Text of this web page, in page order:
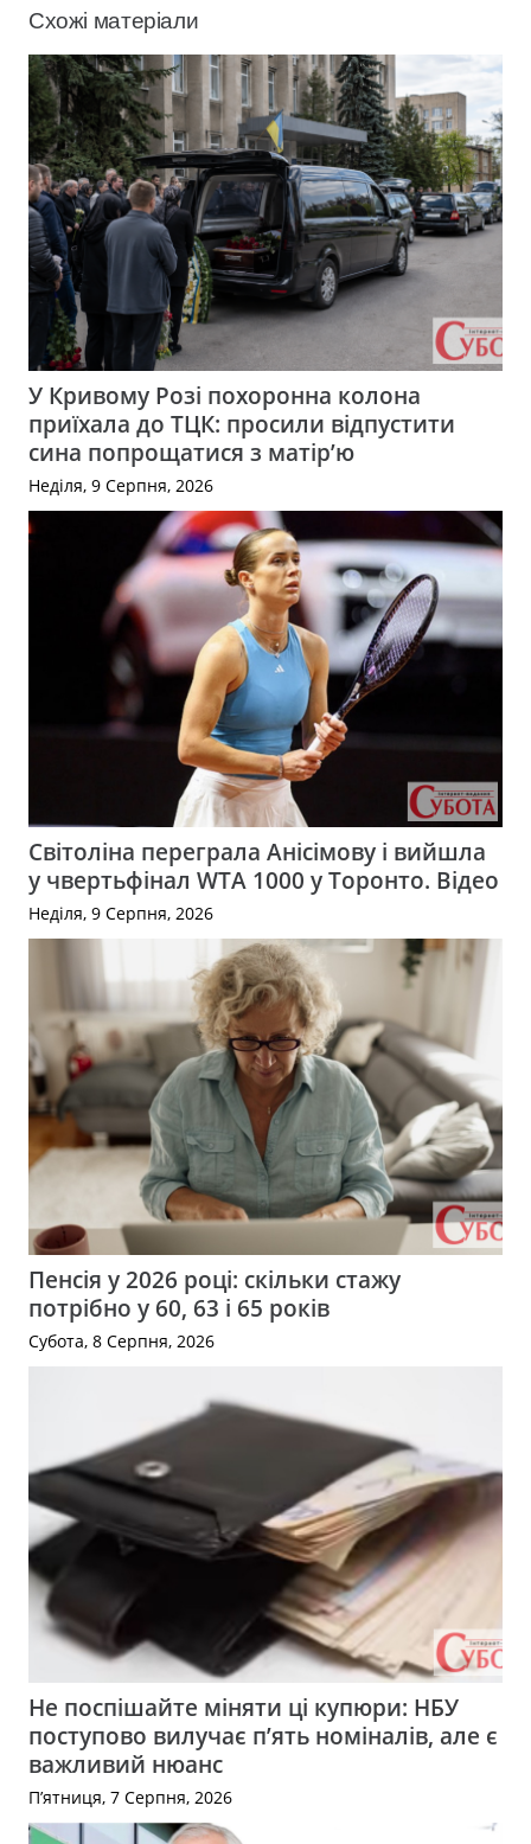
Схожі матеріали
У Кривому Розі похоронна колона
приїхала до ТЦК: просили відпустити
сина попрощатися з матір’ю
Неділя, 9 Серпня, 2026
Світоліна переграла Анісімову і вийшла
у чвертьфінал WTA 1000 у Торонто. Відео
Неділя, 9 Серпня, 2026
Пенсія у 2026 році: скільки стажу
потрібно у 60, 63 і 65 років
Субота, 8 Серпня, 2026
Не поспішайте міняти ці купюри: НБУ
поступово вилучає п’ять номіналів, але є
важливий нюанс
П’ятниця, 7 Серпня, 2026